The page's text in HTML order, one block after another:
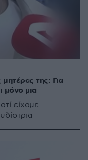
μητέρας της: Για
μόνο μια
είχαμε